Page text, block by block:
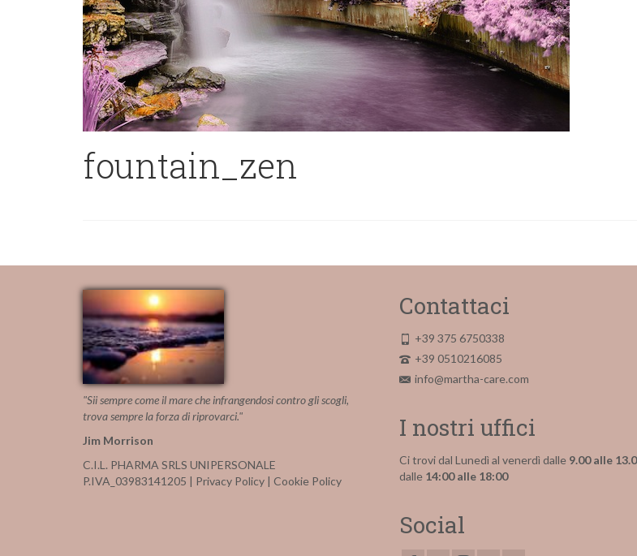
fountain_zen
"Sii sempre come il mare che infrangendosi contro gli scogli,
trova sempre la forza di riprovarci."
Jim Morrison
C.I.L. PHARMA SRLS UNIPERSONALE
P.IVA_03983141205 | Privacy Policy | Cookie Policy
Contattaci
+39 375 6750338
+39 0510216085
info@martha-care.com
I nostri uffici
Ci trovi dal Lunedì al venerdì dalle 9.00 alle
dalle 14:00 alle 18:00
Social